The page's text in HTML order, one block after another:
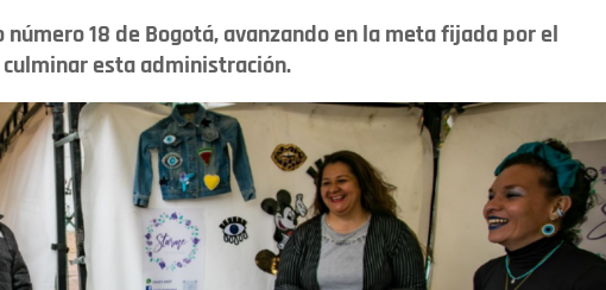
número 18 de Bogotá, avanzando en la meta fijada por el
esta administración.